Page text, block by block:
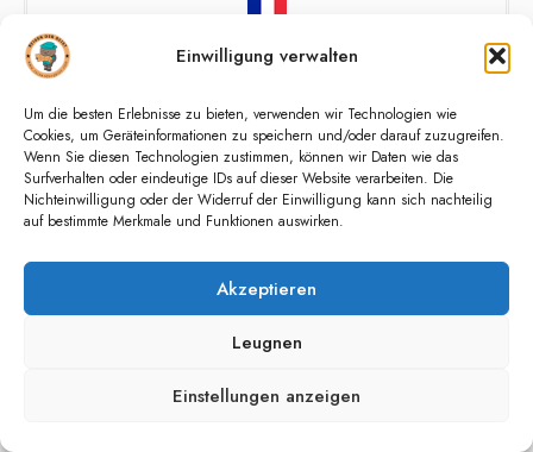
Einwilligung verwalten
Um die besten Erlebnisse zu bieten, verwenden wir Technologien wie
Cookies, um Geräteinformationen zu speichern und/oder darauf zuzugreifen.
Wenn Sie diesen Technologien zustimmen, können wir Daten wie das
Surfverhalten oder eindeutige IDs auf dieser Website verarbeiten. Die
Nichteinwilligung oder der Widerruf der Einwilligung kann sich nachteilig
auf bestimmte Merkmale und Funktionen auswirken.
Akzeptieren
Leugnen
Einstellungen anzeigen
Cannes
38,66
Dubrovnik